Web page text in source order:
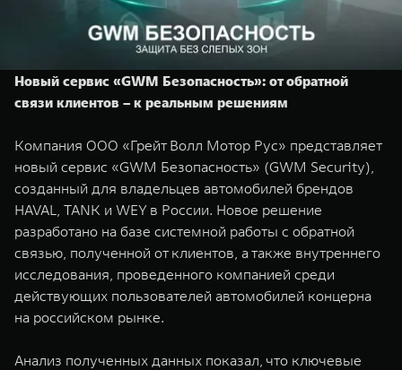
TANK 500
Веди за собой
от 6 499 000 ₽
TANK 700
от 10
TANK Финансы
Корпоративным клиентам
TANK ФИНАНСЫ
TANK Лизинг
TANK Страхование
Специальные предложения
Моторные масла
Цифровые сервисы TANK
Подписки
Новый сервис «GWM Безопасность»: от обратной
связи клиентов – к реальным решениям
Компания ООО «Грейт Волл Мотор Рус» представляет
новый сервис «GWM Безопасность» (GWM Security),
созданный для владельцев автомобилей брендов
HAVAL, TANK и WEY в России. Новое решение
разработано на базе системной работы с обратной
связью, полученной от клиентов, а также внутреннего
исследования, проведенного компанией среди
действующих пользователей автомобилей концерна
на российском рынке.
Анализ полученных данных показал, что ключевые